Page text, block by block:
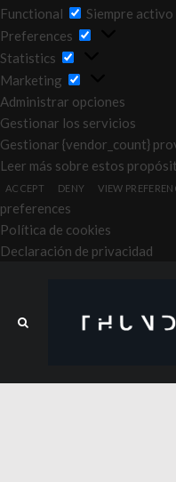
Functional
Functional
Siempre activo
Preferences
Statistics
Marketing
Administrar opciones
Gestionar los servicios
Gestionar {vendor_count}
Leer más sobre estos
ACCEPT DENY VIEW
preferences
Política de cookies
Declaración de privacidad